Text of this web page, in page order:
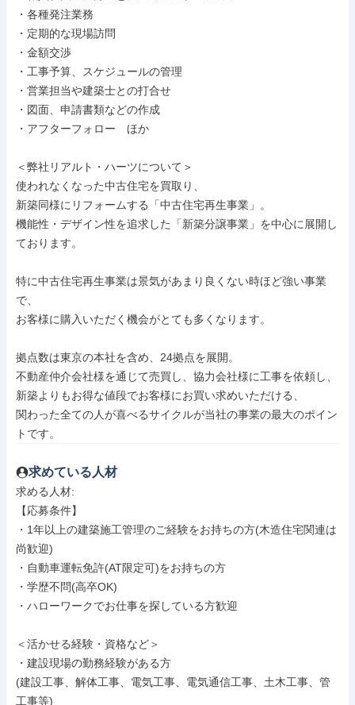
・各種発注業務
・定期的な現場訪問
・金額交渉
・工事予算、スケジュールの管理
・営業担当や建築士との打合せ
・図面、申請書類などの作成
・アフターフォロー　ほか
＜弊社リアルト・ハーツについて＞
使われなくなった中古住宅を買取り、
新築同様にリフォームする「中古住宅再生事業」。
機能性・デザイン性を追求した「新築分譲事業」を中心に展開し
ております。
特に中古住宅再生事業は景気があまり良くない時ほど強い事業
で、
お客様に購入いただく機会がとても多くなります。
拠点数は東京の本社を含め、24拠点を展開。
不動産仲介会社様を通じて売買し、協力会社様に工事を依頼し、
新築よりもお得な値段でお客様にお買い求めいただける、
関わった全ての人が喜べるサイクルが当社の事業の最大のポイン
トです。
求めている人材
求める人材:
【応募条件】
・1年以上の建築施工管理のご経験をお持ちの方(木造住宅関連は
尚歓迎)
・自動車運転免許(AT限定可)をお持ちの方
・学歴不問(高卒OK)
・ハローワークでお仕事を探している方歓迎
＜活かせる経験・資格など＞
・建設現場の勤務経験がある方
(建設工事、解体工事、電気工事、電気通信工事、土木工事、管
工事等)